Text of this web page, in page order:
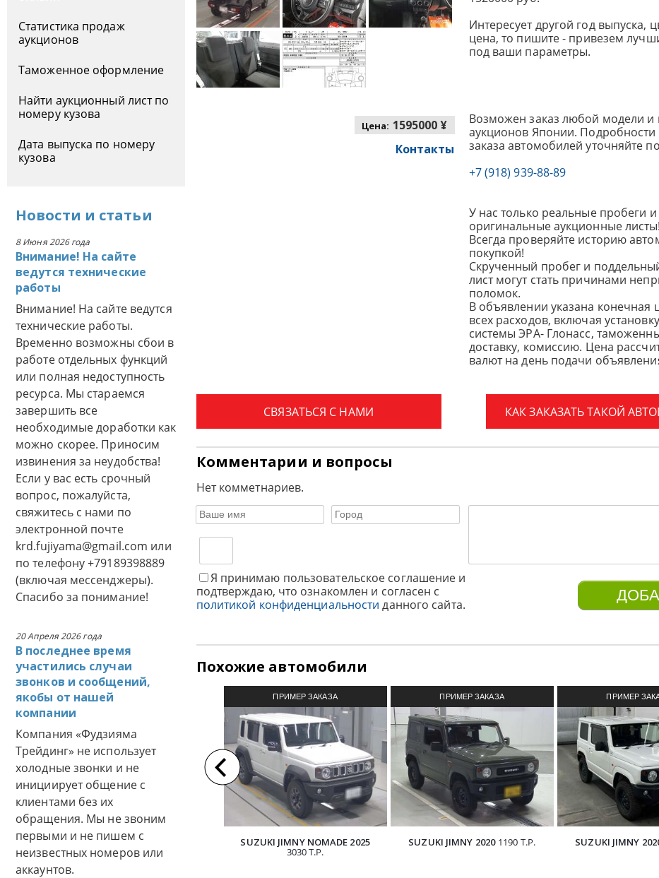
Статистика продаж
аукционов
Таможенное оформление
Найти аукционный лист по
номеру кузова
Дата выпуска по номеру
кузова
Новости и статьи
8 Июня 2026 года
Внимание! На сайте
ведутся технические
работы
Внимание! На сайте ведутся
технические работы.
Временно возможны сбои в
работе отдельных функций
или полная недоступность
ресурса. Мы стараемся
завершить все
необходимые доработки как
можно скорее. Приносим
извинения за неудобства!
Если у вас есть срочный
вопрос, пожалуйста,
свяжитесь с нами по
электронной почте
krd.fujiyama@gmail.com или
по телефону +79189398889
(включая мессенджеры).
Спасибо за понимание!
20 Апреля 2026 года
В последнее время
участились случаи
звонков и сообщений,
якобы от нашей
компании
Компания «Фудзияма
Трейдинг» не использует
холодные звонки и не
инициирует общение с
клиентами без их
обращения. Мы не звоним
первыми и не пишем с
неизвестных номеров или
аккаунтов.
Цена: 1595000 ¥
Контакты
Интересует другой год выпуска,
цена, то пишите - привезем
под ваши параметры.
Возможен заказ любой модели и
аукционов Японии. Подробности
заказа автомобилей уточняйте
+7 (918) 939-88-89
У нас только реальные пробеги и
оригинальные аукционные листы!
Всегда проверяйте историю
покупкой!
Скрученный пробег и
лист могут стать причинами
поломок.
В объявлении указана конечная
всех расходов, включая
системы ЭРА- Глонасс,
доставку, комиссию. Цена
валют на день подачи
КАК ЗАКАЗАТЬ ТАКОЙ
СВЯЗАТЬСЯ С НАМИ
Комментарии и вопросы
Нет комметнариев.
Я принимаю пользовательское соглашение и
подтверждаю, что ознакомлен и согласен с
политикой конфиденциальности данного сайта.
Похожие автомобили
ПРИМЕР ЗАКАЗА
АВТОМОБИЛЯ ИЗ ЯПОНИИ
SUZUKI JIMNY NOMADE 2025
3030 Т.Р.
ПРИМЕР ЗАКАЗА
АВТОМОБИЛЯ ИЗ ЯПОНИИ
SUZUKI JIMNY 2020 1190 Т.Р.
ПРИМЕР
АВТОМОБИЛЯ ИЗ
SUZUKI JIMNY